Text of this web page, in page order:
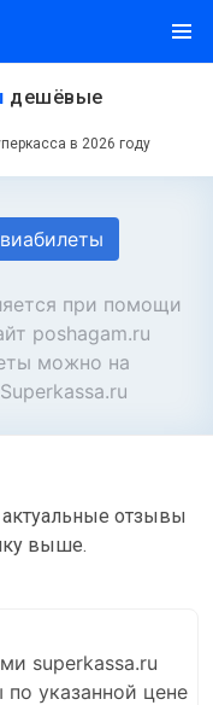
дешёвые
в 2026 году
при помощи
poshagam.ru
можно на
отзывы
выше.
superkassa.ru
указанной цене